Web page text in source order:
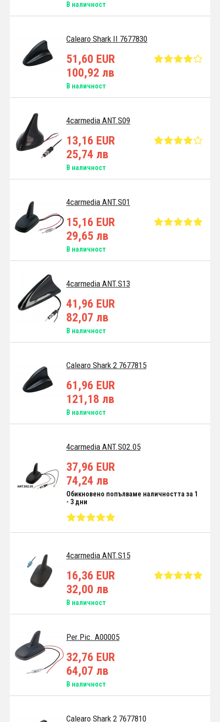
В наличност
Calearo Shark II 7677830
51,60 EUR
100,92 лв
В наличност
4carmedia ANT.S09
13,16 EUR
25,74 лв
В наличност
4carmedia ANT.S01
15,16 EUR
29,65 лв
В наличност
4carmedia ANT.S13
41,96 EUR
82,07 лв
В наличност
Calearo Shark 2 7677815
61,96 EUR
121,18 лв
В наличност
4carmedia ANT.S02.05
37,96 EUR
74,24 лв
Обикновено попълваме наличността за 1
- 3 дни
4carmedia ANT.S15
16,36 EUR
32,00 лв
В наличност
Per.Pic. A00005
32,76 EUR
64,07 лв
В наличност
Calearo Shark 2 7677810